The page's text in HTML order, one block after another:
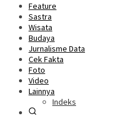
Feature
Sastra
Wisata
Budaya
Jurnalisme Data
Cek Fakta
Foto
Video
Lainnya
Indeks